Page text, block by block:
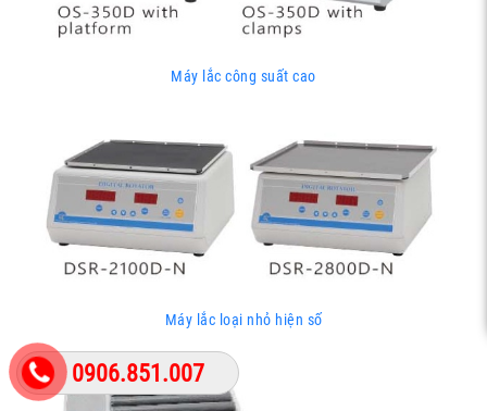
Máy lắc công suất cao
Máy lắc loại nhỏ hiện số
0906.851.007